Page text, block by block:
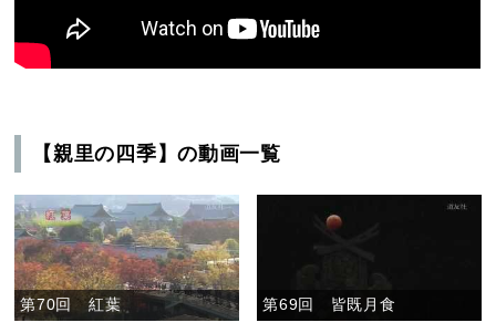
【親里の四季】の動画一覧
第70回 紅葉 第69回 皆既月食